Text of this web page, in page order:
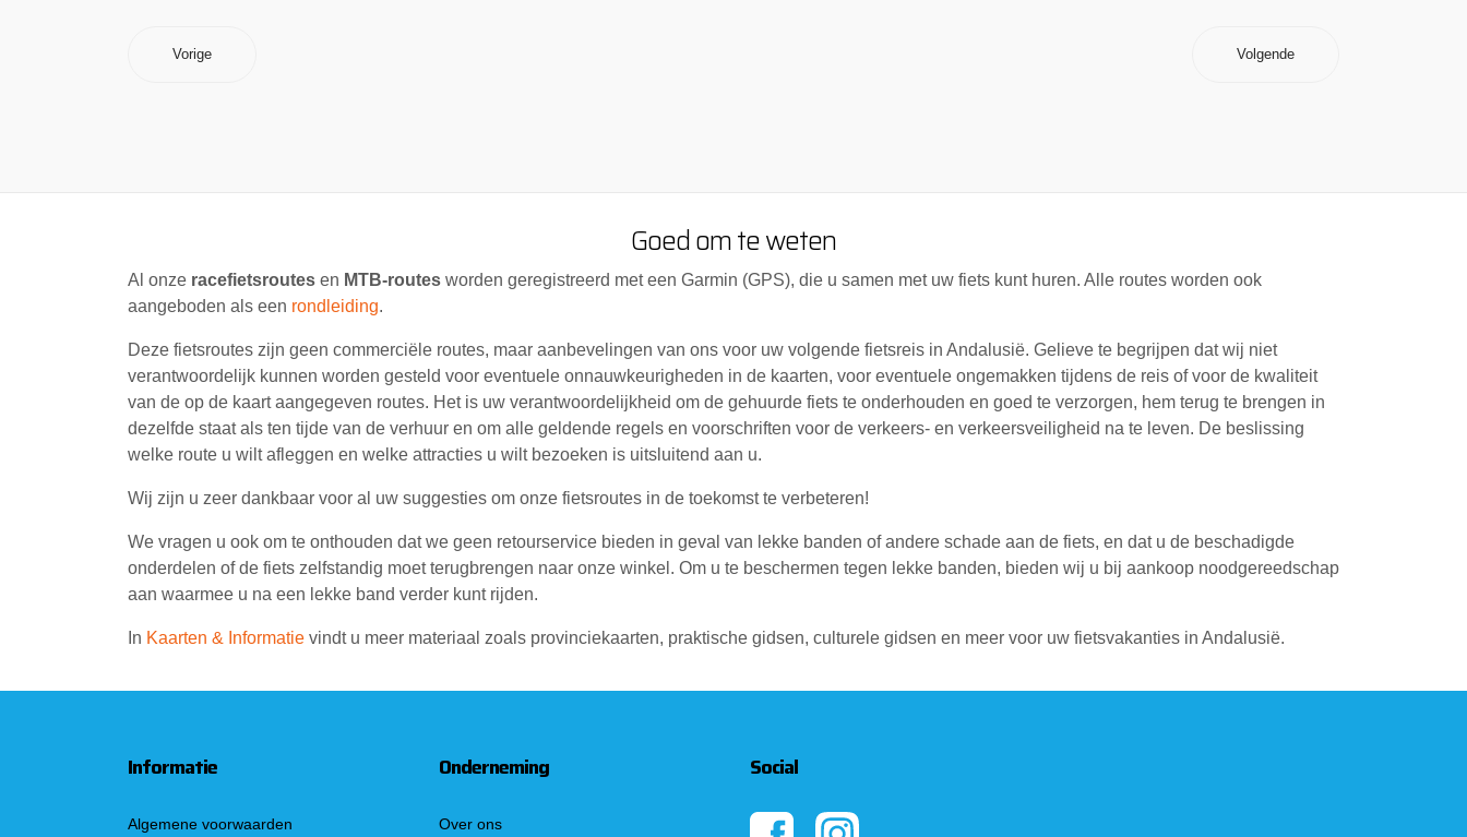
Vorige Volgende
Goed om te weten
Al onze racefietsroutes en MTB-routes worden geregistreerd met een Garmin (GPS), die u samen met uw fiets kunt huren. Alle routes worden ook
aangeboden als een rondleiding.
Deze fietsroutes zijn geen commerciële routes, maar aanbevelingen van ons voor uw volgende fietsreis in Andalusië. Gelieve te begrijpen dat wij niet
verantwoordelijk kunnen worden gesteld voor eventuele onnauwkeurigheden in de kaarten, voor eventuele ongemakken tijdens de reis of voor de kwaliteit
van de op de kaart aangegeven routes. Het is uw verantwoordelijkheid om de gehuurde fiets te onderhouden en goed te verzorgen, hem terug te brengen in
dezelfde staat als ten tijde van de verhuur en om alle geldende regels en voorschriften voor de verkeers- en verkeersveiligheid na te leven. De beslissing
welke route u wilt afleggen en welke attracties u wilt bezoeken is uitsluitend aan u.
Wij zijn u zeer dankbaar voor al uw suggesties om onze fietsroutes in de toekomst te verbeteren!
We vragen u ook om te onthouden dat we geen retourservice bieden in geval van lekke banden of andere schade aan de fiets, en dat u de beschadigde
onderdelen of de fiets zelfstandig moet terugbrengen naar onze winkel. Om u te beschermen tegen lekke banden, bieden wij u bij aankoop noodgereedschap
aan waarmee u na een lekke band verder kunt rijden.
In Kaarten & Informatie vindt u meer materiaal zoals provinciekaarten, praktische gidsen, culturele gidsen en meer voor uw fietsvakanties in Andalusië.
Informatie
Algemene voorwaarden
Onderneming
Over ons
Social